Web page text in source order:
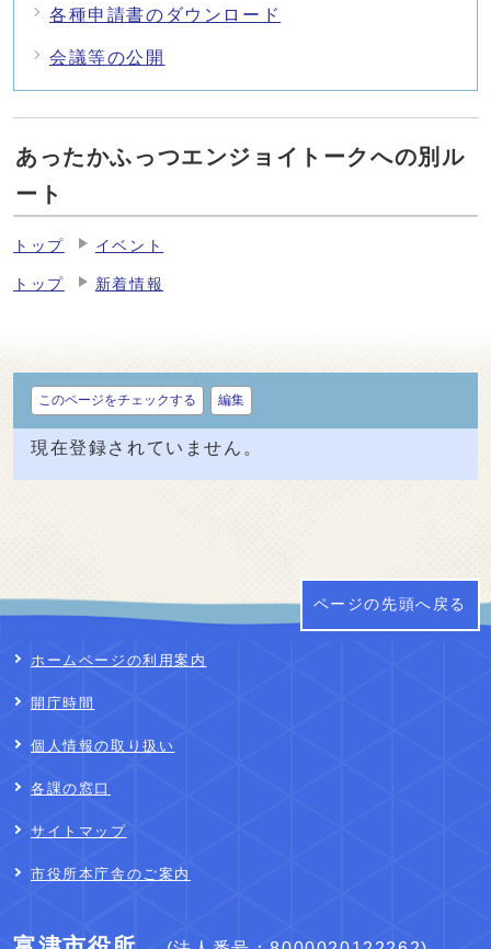
各種申請書のダウンロード
会議等の公開
あったかふっつエンジョイトークへの別ル
ート
トップ イベント
トップ 新着情報
このページをチェックする 編集
現在登録されていません。
ページの先頭へ戻る
ホームページの利用案内
開庁時間
個人情報の取り扱い
各課の窓口
サイトマップ
市役所本庁舎のご案内